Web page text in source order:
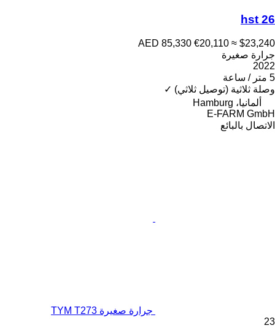
26 hst
AED 85,330 €20,110 ≈ $23,240
جرارة صغيرة
2022
5 متر / ساعة
وصلة ثلاثية (توصيل ثلاثي) ✓
ألمانيا، Hamburg
E-FARM GmbH
الاتصال بالبائع
جرارة صغيرة TYM T273
23